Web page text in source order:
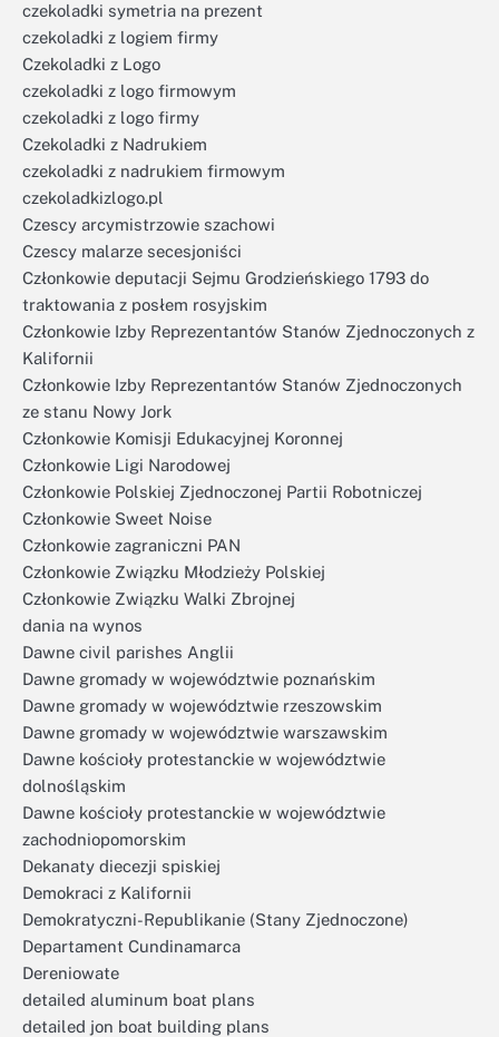
czekoladki symetria na prezent
czekoladki z logiem firmy
Czekoladki z Logo
czekoladki z logo firmowym
czekoladki z logo firmy
Czekoladki z Nadrukiem
czekoladki z nadrukiem firmowym
czekoladkizlogo.pl
Czescy arcymistrzowie szachowi
Czescy malarze secesjoniści
Członkowie deputacji Sejmu Grodzieńskiego 1793 do
traktowania z posłem rosyjskim
Członkowie Izby Reprezentantów Stanów Zjednoczonych z
Kalifornii
Członkowie Izby Reprezentantów Stanów Zjednoczonych
ze stanu Nowy Jork
Członkowie Komisji Edukacyjnej Koronnej
Członkowie Ligi Narodowej
Członkowie Polskiej Zjednoczonej Partii Robotniczej
Członkowie Sweet Noise
Członkowie zagraniczni PAN
Członkowie Związku Młodzieży Polskiej
Członkowie Związku Walki Zbrojnej
dania na wynos
Dawne civil parishes Anglii
Dawne gromady w województwie poznańskim
Dawne gromady w województwie rzeszowskim
Dawne gromady w województwie warszawskim
Dawne kościoły protestanckie w województwie
dolnośląskim
Dawne kościoły protestanckie w województwie
zachodniopomorskim
Dekanaty diecezji spiskiej
Demokraci z Kalifornii
Demokratyczni-Republikanie (Stany Zjednoczone)
Departament Cundinamarca
Dereniowate
detailed aluminum boat plans
detailed jon boat building plans